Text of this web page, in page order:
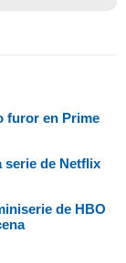
furor en Prime
serie de Netflix
de HBO